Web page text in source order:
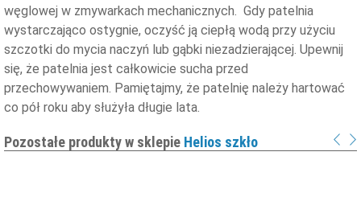
węglowej w zmywarkach mechanicznych. Gdy patelnia
wystarczająco ostygnie, oczyść ją ciepłą wodą przy użyciu
szczotki do mycia naczyń lub gąbki niezadzierającej. Upewnij
się, że patelnia jest całkowicie sucha przed
przechowywaniem. Pamiętajmy, że patelnię należy hartować
co pół roku aby służyła długie lata.
Pozostałe produkty w sklepie Helios szkło